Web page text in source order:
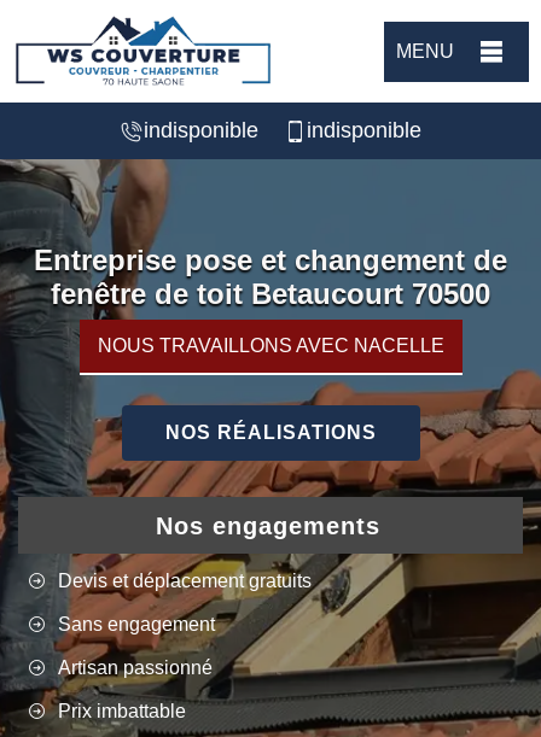
MENU
indisponible indisponible
Entreprise pose et changement de
fenêtre de toit Betaucourt 70500
NOUS TRAVAILLONS AVEC NACELLE
NOS RÉALISATIONS
Nos engagements
Devis et déplacement gratuits
Sans engagement
Artisan passionné
Prix imbattable